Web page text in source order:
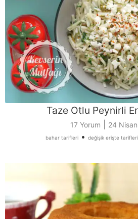
Taze Otlu Peynirli
17 Yorum 24
bahar tarifleri• değişik erişte tarifleri